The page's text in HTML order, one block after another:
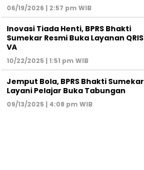
06/19/2026 | 2:57 pm WIB
Inovasi Tiada Henti, BPRS Bhakti
Sumekar Resmi Buka Layanan QRIS
VA
10/22/2025 | 1:51 pm WIB
Jemput Bola, BPRS Bhakti Sumekar
Layani Pelajar Buka Tabungan
09/13/2025 | 4:08 pm WIB